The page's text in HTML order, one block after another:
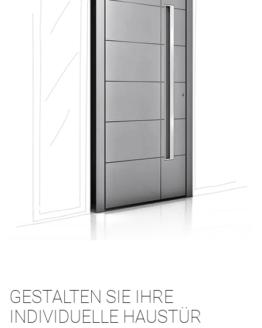
GESTALTEN SIE IHRE
INDIVIDUELLE HAUSTÜR